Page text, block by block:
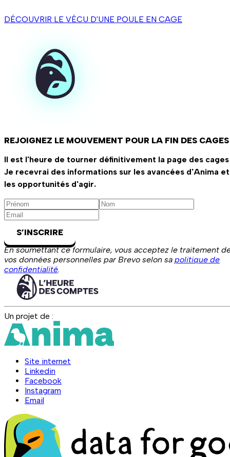
DÉCOUVRIR LE VÉCU D'UNE POULE EN CAGE
REJOIGNEZ LE MOUVEMENT POUR LA FIN DES CAGES
Il est l'heure de tourner définitivement la page des cages
Je recevrai des informations sur les avancées d'Anima et
les opportunités d'agir.
S’INSCRIRE
En soumettant ce formulaire, vous acceptez le traitement
vos données personnelles par Brevo selon sa politique de
confidentialité.
Un projet de :
Site internet
Linkedin
Facebook
Instagram
Email